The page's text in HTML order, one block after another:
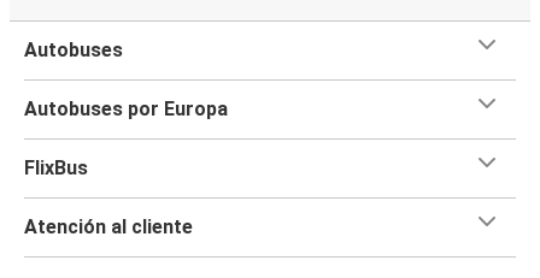
Autobuses
Autobuses por Europa
FlixBus
Atención al cliente